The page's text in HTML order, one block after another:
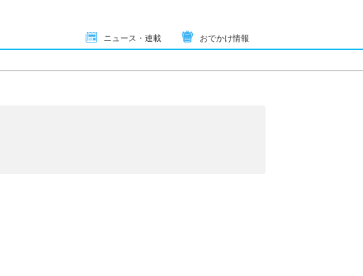
ニュース・連載 おでかけ情報